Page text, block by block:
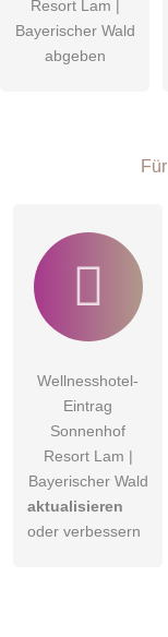
Resort Lam |
Bayerischer Wald
abgeben
Wellnesshotel-
Eintrag
Sonnenhof
Resort Lam |
Bayerischer Wald
aktualisieren
oder verbessern